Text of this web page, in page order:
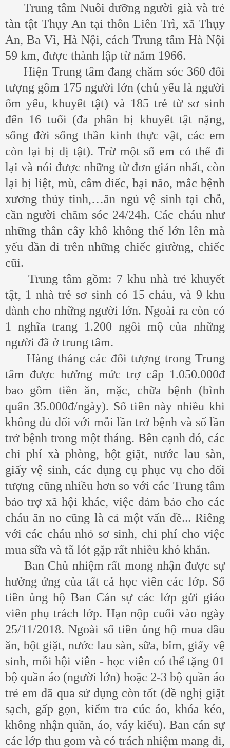
Trung tâm Nuôi dưỡng người già và trẻ
tàn tật Thụy An tại thôn Liên Trì, xã Thụy
An, Ba Vì, Hà Nội, cách Trung tâm Hà Nội
59 km, được thành lập từ năm 1966.
Hiện Trung tâm đang chăm sóc 360 đối
tượng gồm 175 người lớn (chủ yếu là người
ốm yếu, khuyết tật) và 185 trẻ từ sơ sinh
đến 16 tuổi (đa phần bị khuyết tật nặng,
sống đời sống thần kinh thực vật, các em
còn lại bị dị tật). Trừ một số em có thể đi
lại và nói được những từ đơn giản nhất, còn
lại bị liệt, mù, câm điếc, bại não, mắc bệnh
xương thủy tinh,…ăn ngủ vệ sinh tại chỗ,
cần người chăm sóc 24/24h. Các cháu như
những thân cây khô không thể lớn lên mà
yếu dần đi trên những chiếc giường, chiếc
cũi.
Trung tâm gồm: 7 khu nhà trẻ khuyết
tật, 1 nhà trẻ sơ sinh có 15 cháu, và 9 khu
dành cho những người lớn. Ngoài ra còn có
1 nghĩa trang 1.200 ngôi mộ của những
người đã ở trung tâm.
Hàng tháng các đối tượng trong Trung
tâm được hưởng mức trợ cấp 1.050.000đ
bao gồm tiền ăn, mặc, chữa bệnh (bình
quân 35.000đ/ngày). Số tiền này nhiều khi
không đủ đối với mỗi lần trở bệnh và số lần
trở bệnh trong một tháng. Bên cạnh đó, các
chi phí xà phòng, bột giặt, nước lau sàn,
giấy vệ sinh, các dụng cụ phục vụ cho đối
tượng cũng nhiều hơn so với các Trung tâm
bảo trợ xã hội khác, việc đảm bảo cho các
cháu ăn no cũng là cả một vấn đề... Riêng
với các cháu nhỏ sơ sinh, chi phí cho việc
mua sữa và tã lót gặp rất nhiều khó khăn.
Ban Chủ nhiệm rất mong nhận được sự
hưởng ứng của tất cả học viên các lớp. Số
tiền ủng hộ Ban Cán sự các lớp gửi giáo
viên phụ trách lớp. Hạn nộp cuối vào ngày
25/11/2018. Ngoài số tiền ủng hộ mua dầu
ăn, bột giặt, nước lau sàn, sữa, bỉm, giấy vệ
sinh, mỗi hội viên - học viên có thể tặng 01
bộ quần áo (người lớn) hoặc 2-3 bộ quần áo
trẻ em đã qua sử dụng còn tốt (đề nghị giặt
sạch, gấp gọn, kiểm tra cúc áo, khóa kéo,
không nhận quần, áo, váy kiểu). Ban cán sự
các lớp thu gom và có trách nhiệm mang đi,